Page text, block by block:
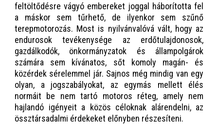
feltöltődésre vágyó embereket joggal háborította fel
a máskor sem tűrhető, de ilyenkor sem szűnő
terepmotorozás. Most is nyilvánvalóvá vált, hogy az
endurosok tevékenysége az erdőtulajdonosok,
gazdálkodók, önkormányzatok és állampolgárok
számára sem kívánatos, sőt komoly magán- és
közérdek sérelemmel jár. Sajnos még mindig van egy
olyan, a jogszabályokat, az egymás mellett élés
normáit be nem tartó motoros réteg, amely nem
hajlandó igényeit a közös céloknak alárendelni, az
össztársadalmi érdekeket előnyben részesíteni.